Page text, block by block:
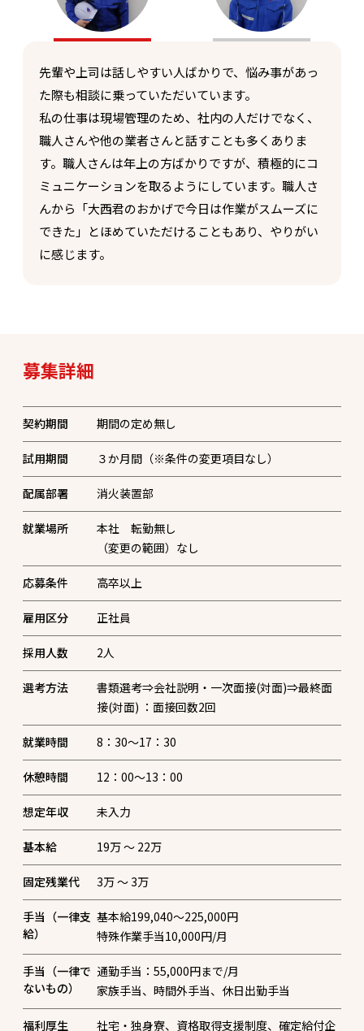
先輩や上司は話しやすい人ばかりで、悩み事があっ
た際も相談に乗っていただいています。
私の仕事は現場管理のため、社内の人だけでなく、
職人さんや他の業者さんと話すことも多くありま
す。職人さんは年上の方ばかりですが、積極的にコ
ミュニケーションを取るようにしています。職人さ
んから「大西君のおかげで今日は作業がスムーズに
できた」とほめていただけることもあり、やりがい
募集詳細
契約期間 期間の定め無し
試用期間 ３か月間（※条件の変更項目なし）
配属部署 消火装置部
就業場所
本社 転勤無し
応募条件 高卒以上
雇用区分 正社員
採用人数 2人
選考方法
書類選考⇒会社説明・一次面接(対面)⇒最終面
接(対面) ：面接回数2回
就業時間 8：30～17：30
休憩時間 12：00～13：00
想定年収 未入力
基本給 19万 〜 22万
固定残業代 3万 〜 3万
手当（一律支
給）
基本給199,040～225,000円
特殊作業手当10,000円/月
手当（一律で
ないもの）
通勤手当：55,000円まで/月
家族手当、時間外手当、休日出勤手当
福利厚生
社宅・独身寮、資格取得支援制度、確定給付企